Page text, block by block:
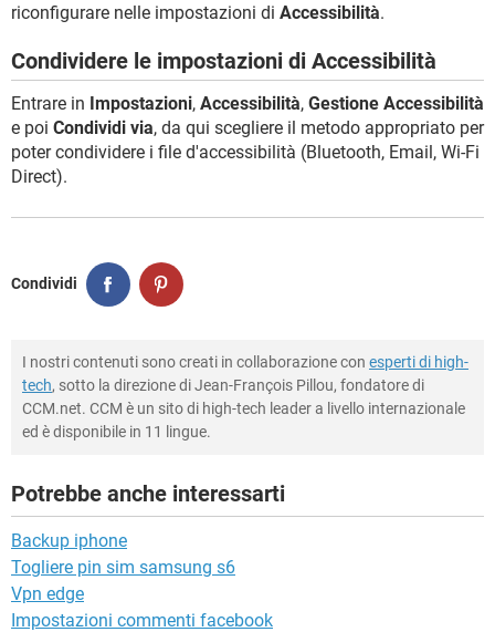
riconfigurare nelle impostazioni di Accessibilità.
Condividere le impostazioni di Accessibilità
Entrare in Impostazioni, Accessibilità, Gestione Accessibilità
e poi Condividi via, da qui scegliere il metodo appropriato per
poter condividere i file d'accessibilità (Bluetooth, Email, Wi-Fi
Direct).
Condividi
I nostri contenuti sono creati in collaborazione con esperti di high-
tech, sotto la direzione di Jean-François Pillou, fondatore di
CCM.net. CCM è un sito di high-tech leader a livello internazionale
ed è disponibile in 11 lingue.
Potrebbe anche interessarti
Backup iphone
Togliere pin sim samsung s6
Vpn edge
Impostazioni commenti facebook